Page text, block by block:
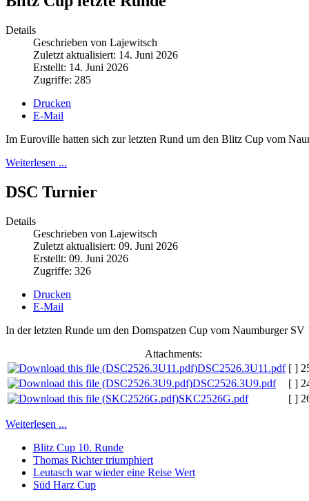
Details
Geschrieben von Lajewitsch
Zuletzt aktualisiert: 14. Juni 2026
Erstellt: 14. Juni 2026
Zugriffe: 285
Drucken
E-Mail
Im Euroville hatten sich zur letzten Rund um den Blitz Cup vom
Weiterlesen ...
DSC Turnier
Details
Geschrieben von Lajewitsch
Zuletzt aktualisiert: 09. Juni 2026
Erstellt: 09. Juni 2026
Zugriffe: 326
Drucken
E-Mail
In der letzten Runde um den Domspatzen Cup vom Naumburger
Attachments:
DSC2526.3U11.pdf [ ]
DSC2526.3U9.pdf
[ ]
SKC2526G.pdf
[ ]
Weiterlesen ...
Blitz Cup 10. Runde
Thomas Richter triumphiert
Leutasch war wieder eine Reise Wert
Süd Harz Cup